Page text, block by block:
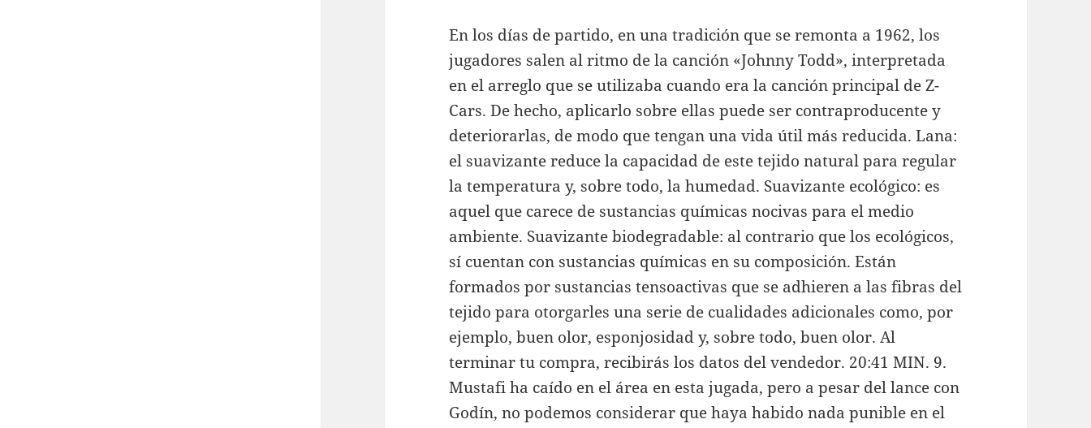
En los días de partido, en una tradición que se remonta a 1962, los
jugadores salen al ritmo de la canción «Johnny Todd», interpretada
en el arreglo que se utilizaba cuando era la canción principal de Z-
Cars. De hecho, aplicarlo sobre ellas puede ser contraproducente y
deteriorarlas, de modo que tengan una vida útil más reducida. Lana:
el suavizante reduce la capacidad de este tejido natural para regular
la temperatura y, sobre todo, la humedad. Suavizante ecológico: es
aquel que carece de sustancias químicas nocivas para el medio
ambiente. Suavizante biodegradable: al contrario que los ecológicos,
sí cuentan con sustancias químicas en su composición. Están
formados por sustancias tensoactivas que se adhieren a las fibras del
tejido para otorgarles una serie de cualidades adicionales como, por
ejemplo, buen olor, esponjosidad y, sobre todo, buen olor. Al
terminar tu compra, recibirás los datos del vendedor. 20:41 MIN. 9.
Mustafi ha caído en el área en esta jugada, pero a pesar del lance con
Godín, no podemos considerar que haya habido nada punible en el